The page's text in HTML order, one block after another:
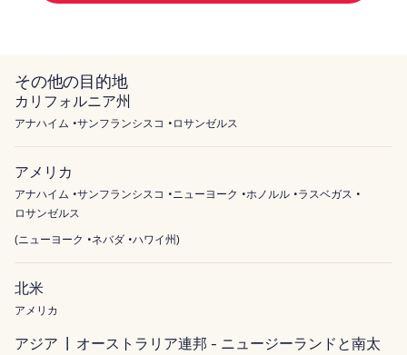
その他の目的地
カリフォルニア州
アナハイム サンフランシスコ ロサンゼルス
アメリカ
アナハイム サンフランシスコ ニューヨーク ホノルル
ラスベガス
ロサンゼルス
(ニューヨーク ネバダ ハワイ州)
北米
アメリカ
アジア
オーストラリア連邦 - ニュージーランドと南太